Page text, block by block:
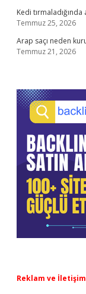
Kedi
Temmuz 25, 2026
Arap saçı neden
Temmuz 21, 2026
Reklam ve